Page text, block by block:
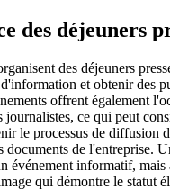
des déjeuners
des déjeuners
et obtenir des
offrent également
journalistes, ce qui peut
le processus de diffusion
documents de l'entreprise.
événement informatif, mais
qui démontre le statut